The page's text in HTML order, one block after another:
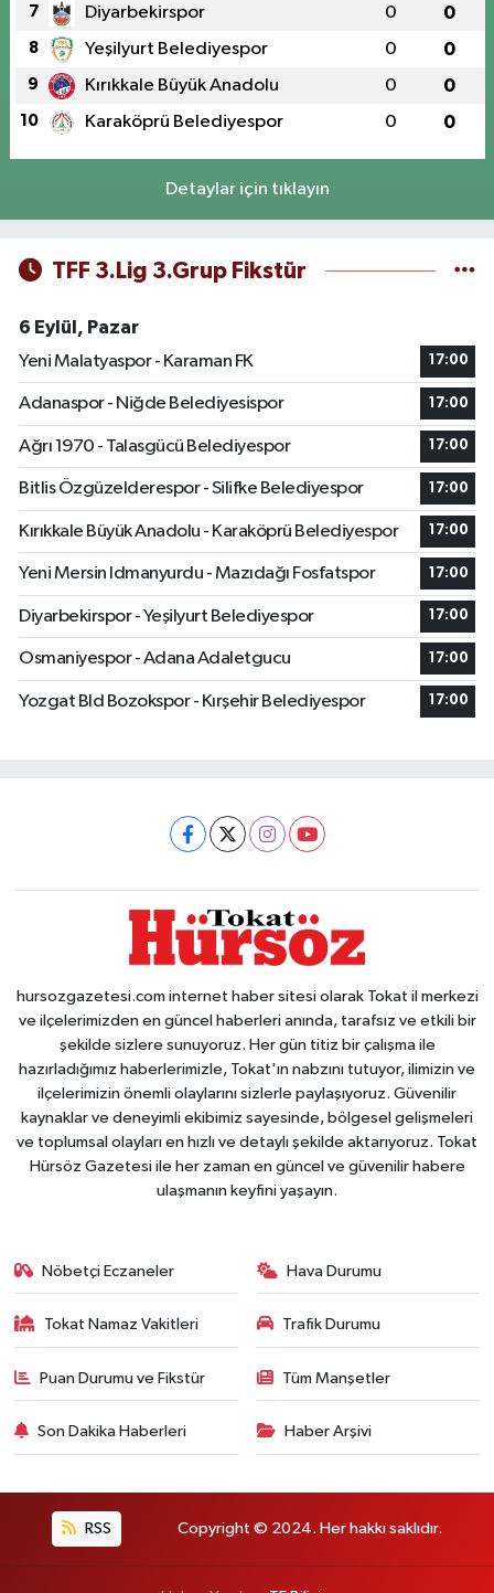
7 Diyarbekirspor 0 0
8 Yeşilyurt Belediyespor 0 0
9 Kırıkkale Büyük Anadolu 0 0
10 Karaköprü Belediyespor 0 0
Detaylar için tıklayın
TFF 3.Lig 3.Grup Fikstür
6 Eylül, Pazar
Yeni Malatyaspor - Karaman FK
17:00
Adanaspor - Niğde Belediyesispor 17:00
Ağrı 1970 - Talasgücü Belediyespor 17:00
Bitlis Özgüzelderespor - Silifke Belediyespor 17:00
Kırıkkale Büyük Anadolu - Karaköprü Belediyespor 17:00
Yeni Mersin Idmanyurdu - Mazıdağı Fosfatspor 17:00
Diyarbekirspor - Yeşilyurt Belediyespor 17:00
Osmaniyespor - Adana Adaletgucu 17:00
Yozgat Bld Bozokspor - Kırşehir Belediyespor 17:00
hursozgazetesi.com internet haber sitesi olarak Tokat il merkezi
ve ilçelerimizden en güncel haberleri anında, tarafsız ve etkili bir
şekilde sizlere sunuyoruz. Her gün titiz bir çalışma ile
hazırladığımız haberlerimizle, Tokat'ın nabzını tutuyor, ilimizin ve
ilçelerimizin önemli olaylarını sizlerle paylaşıyoruz. Güvenilir
kaynaklar ve deneyimli ekibimiz sayesinde, bölgesel gelişmeleri
ve toplumsal olayları en hızlı ve detaylı şekilde aktarıyoruz. Tokat
Hürsöz Gazetesi ile her zaman en güncel ve güvenilir habere
ulaşmanın keyfini yaşayın.
Nöbetçi Eczaneler Hava Durumu
Tokat Namaz Vakitleri Trafik Durumu
Puan Durumu ve Fikstür Tüm Manşetler
Son Dakika Haberleri Haber Arşivi
RSS Copyright © 2024. Her hakkı saklıdır.